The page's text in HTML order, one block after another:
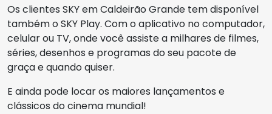
Os clientes SKY em Caldeirão Grande tem disponível
também o SKY Play. Com o aplicativo no computador,
celular ou TV, onde você assiste a milhares de filmes,
séries, desenhos e programas do seu pacote de
graça e quando quiser.
E ainda pode locar os maiores lançamentos e
clássicos do cinema mundial!